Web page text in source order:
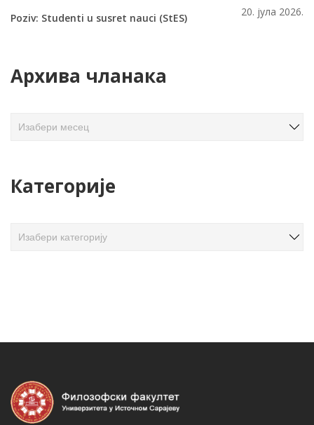
Poziv: Studenti u susret nauci (StES) 20. јула 2026.
Архива чланака
в
Категорије